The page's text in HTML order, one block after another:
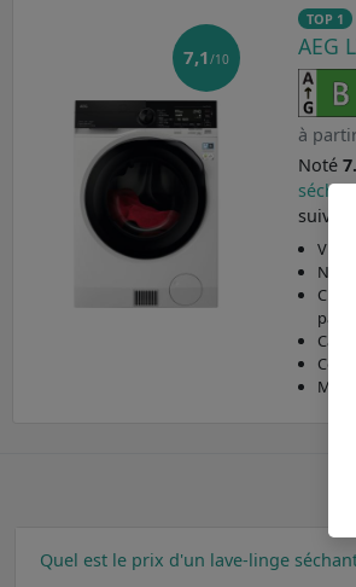
7,1/10
TOP 1
AEG
à
Noté
par
Quel est le prix d'un lave-linge séchant